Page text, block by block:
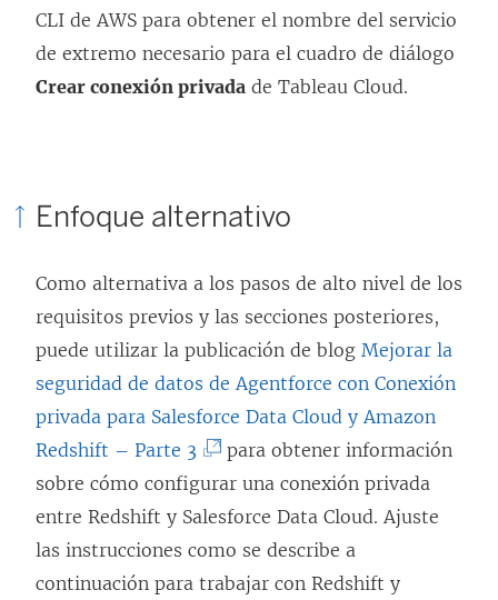
s
e
a
e
u
n
a
v
e
n
t
a
n
a
CLI de AWS para obtener el nombre del servicio
de extremo necesario para el cuadro de diálogo
Crear conexión privada de Tableau Cloud.
Enfoque alternativo
Como alternativa a los pasos de alto nivel de los
requisitos previos y las secciones posteriores,
puede utilizar la publicación de blog Mejorar la
seguridad de datos de Agentforce con Conexión
privada para Salesforce Data Cloud y Amazon
Redshift – Parte 3
E
l
e
n
para obtener información
sobre cómo configurar una conexión privada
entre Redshift y Salesforce Data Cloud. Ajuste
las instrucciones como se describe a
continuación para trabajar con Redshift y